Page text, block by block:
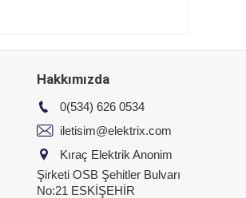
Hakkımızda
0(534) 626 0534
iletisim@elektrix.com
Kıraç Elektrik Anonim
Şirketi OSB Şehitler Bulvarı
No:21 ESKİŞEHİR